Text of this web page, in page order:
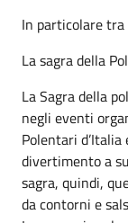
In particolare tra
La sagra della
La Sagra della
negli eventi
Polentari
divertimento a
sagra, quindi,
da contorni e